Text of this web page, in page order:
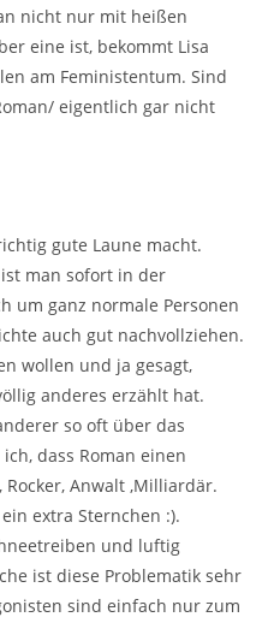
nicht nur mit heißen
eine ist, bekommt Lisa
am Feministentum. Sind
eigentlich gar nicht
gute Laune macht.
man sofort in der
um ganz normale Personen
auch gut nachvollziehen.
wollen und ja gesagt,
anderes erzählt hat.
so oft über das
dass Roman einen
Rocker, Anwalt ,Milliardär.
extra Sternchen :).
und luftig
ist diese Problematik sehr
sind einfach nur zum